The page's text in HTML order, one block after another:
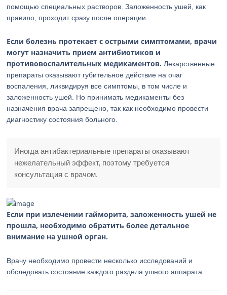
помощью специальных растворов. Заложенность ушей, как
правило, проходит сразу после операции.
Если болезнь протекает с острыми симптомами, врачи
могут назначить прием антибиотиков и
противовоспалительных медикаментов. Лекарственные
препараты оказывают губительное действие на очаг
воспаления, ликвидируя все симптомы, в том числе и
заложенность ушей. Но принимать медикаменты без
назначения врача запрещено, так как необходимо провести
диагностику состояния больного.
Иногда антибактериальные препараты оказывают
нежелательный эффект, поэтому требуется
консультация с врачом.
Если при излечении гайморита, заложенность ушей не
прошла, необходимо обратить более детальное
внимание на ушной орган.
Врачу необходимо провести несколько исследований и
обследовать состояние каждого раздела ушного аппарата.